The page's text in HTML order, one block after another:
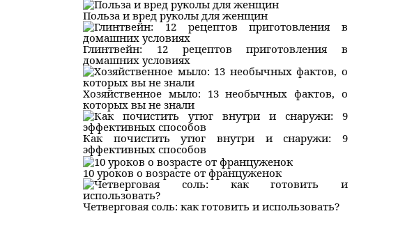
Польза и вред руколы для женщин
Глинтвейн: 12 рецептов приготовления в
домашних условиях
Хозяйственное мыло: 13 необычных фактов, о
которых вы не знали
Как почистить утюг внутри и снаружи: 9
эффективных способов
10 уроков о возрасте от француженок
Четверговая соль: как готовить и использовать?